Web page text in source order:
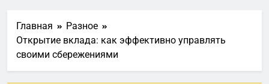
Главная
Разное
Открытие вклада: как эффективно управлять
своими сбережениями